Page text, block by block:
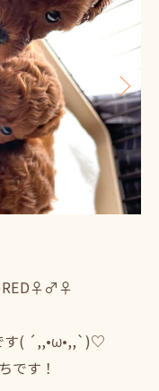
)RED♀♂♀
す( ´,,•ω•,,`)♡
です！